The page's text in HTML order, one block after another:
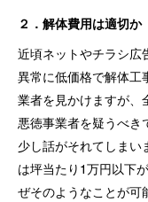
２．解体費用は適切か
近頃ネットやチラシ広
異常に低価格で解体工
業者を見かけますが、
悪徳事業者を疑うべき
少し話がそれてしまい
は坪当たり1万円以下
ぜそのようなことが可